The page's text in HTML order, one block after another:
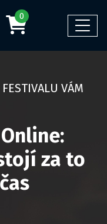
0
VÁM
za to